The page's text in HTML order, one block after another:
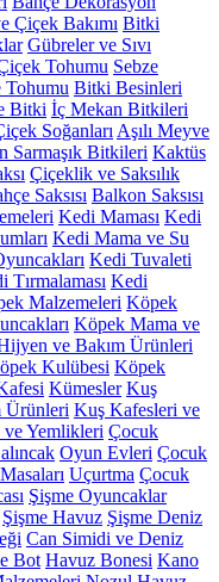
Çiçek Bakımı Bitki
Gübreler ve Sıvı
Tohumu Sebze
Tohumu Bitki Besinleri
Bitki İç Mekan Bitkileri
Soğanları Aşılı Meyve
Sarmaşık Bitkileri Kaktüs
Çiçeklik ve Saksılık
Saksısı Balkon Saksısı
Kedi Maması Kedi
Kedi Mama ve Su
Kedi Tuvaleti
Tırmalaması Kedi
Malzemeleri Köpek
Köpek Mama ve
ve Bakım Ürünleri
Kulübesi Köpek
Kümesler Kuş
Ürünleri Kuş Kafesleri ve
Yemlikleri Çocuk
Oyun Evleri Çocuk
Uçurtma Çocuk
Şişme Oyuncaklar
Şişme Havuz Şişme Deniz
Can Simidi ve Deniz
Bot Havuz Bonesi Kano